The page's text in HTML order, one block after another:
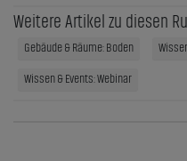
Weitere Artikel zu diesen
Gebäude & Räume: Boden
Wissen & Events: Webinar